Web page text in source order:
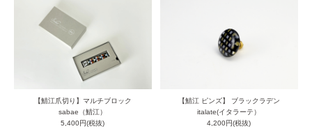
【鯖江爪切り】マルチブロック
sabae（鯖江）
5,400円(税抜)
【鯖江 ピンズ】 ブラックラデン
italate(イタラーテ）
4,200円(税抜)